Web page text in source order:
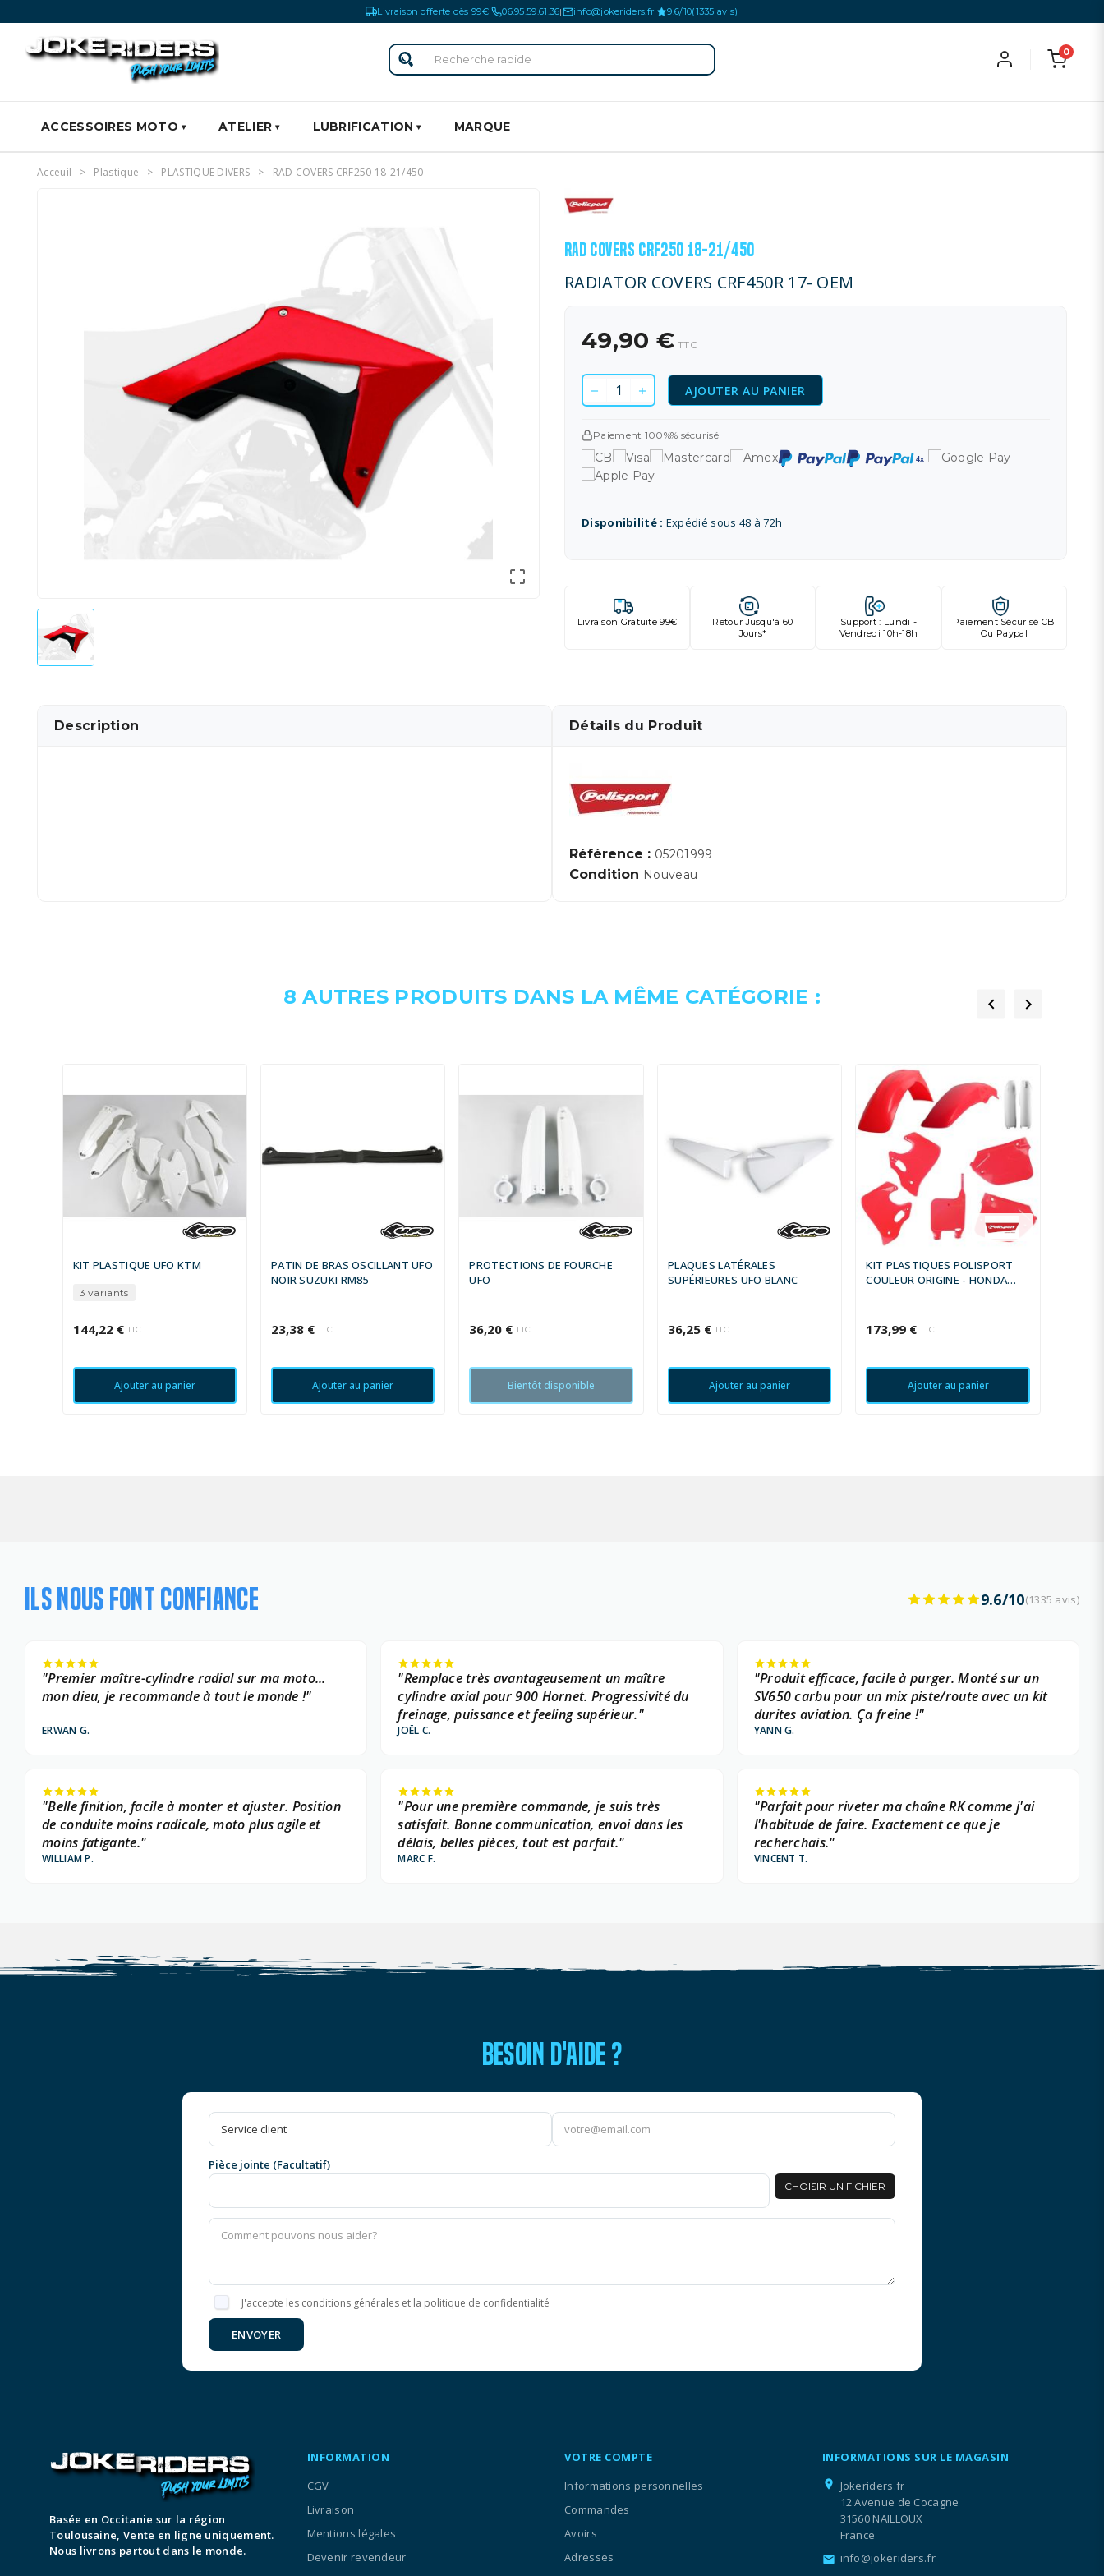
Livraison offerte dès 99€| 06.95.59.61.36| info@jokeriders.fr| 9.6/10(1335 avis)
0
ACCESSOIRES MOTO ATELIER LUBRIFICATION MARQUE
Acceuil Plastique PLASTIQUE DIVERS RAD COVERS CRF250 18-21/450

RAD COVERS CRF250 18-21/450
RADIATOR COVERS CRF450R 17- OEM
49,90 € TTC
AJOUTER AU PANIER
Paiement 100%% sécurisé
Disponibilité : Expédié sous 48 à 72h
Livraison Gratuite 99€
Retour Jusqu'à 60
Jours*
Support : Lundi -
Vendredi 10h-18h
Paiement Sécurisé CB
Ou Paypal
Description Détails du Produit
Référence : 05201999
Condition Nouveau
8 AUTRES PRODUITS DANS LA MÊME CATÉGORIE :  
KIT PLASTIQUE UFO KTM
3 variants
144,22 € TTC
Ajouter au panier
PATIN DE BRAS OSCILLANT UFO
NOIR SUZUKI RM85
23,38 € TTC
Ajouter au panier
PROTECTIONS DE FOURCHE
UFO
36,20 € TTC
Bientôt disponible
PLAQUES LATÉRALES
SUPÉRIEURES UFO BLANC
36,25 € TTC
Ajouter au panier
KIT PLASTIQUES POLISPORT
COULEUR ORIGINE - HONDA
173,99 € TTC
Ajouter au panier
ILS NOUS FONT CONFIANCE 9.6/10(1335 avis)
"Premier maître-cylindre radial sur ma moto...
mon dieu, je recommande à tout le monde !"
ERWAN G.
"Remplace très avantageusement un maître
cylindre axial pour 900 Hornet. Progressivité du
freinage, puissance et feeling supérieur."
JOËL C.
"Produit efficace, facile à purger. Monté sur un
SV650 carbu pour un mix piste/route avec un kit
durites aviation. Ça freine !"
YANN G.
"Belle finition, facile à monter et ajuster. Position
de conduite moins radicale, moto plus agile et
moins fatigante."
WILLIAM P.
"Pour une première commande, je suis très
satisfait. Bonne communication, envoi dans les
délais, belles pièces, tout est parfait."
MARC F.
"Parfait pour riveter ma chaîne RK comme j'ai
l'habitude de faire. Exactement ce que je
recherchais."
VINCENT T.
BESOIN D'AIDE ?
Pièce jointe (Facultatif)
CHOISIR UN FICHIER
J'accepte les conditions générales et la politique de confidentialité
ENVOYER
Basée en Occitanie sur la région
Toulousaine, Vente en ligne uniquement.
Nous livrons partout dans le monde.
INFORMATION
CGV
Livraison
Mentions légales
Devenir revendeur
VOTRE COMPTE
Informations personnelles
Commandes
Avoirs
Adresses
INFORMATIONS SUR LE MAGASIN
location_on
Jokeriders.fr
12 Avenue de Cocagne
31560 NAILLOUX
France
email info@jokeriders.fr